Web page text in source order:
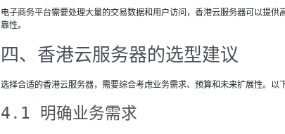
电子商务平台需要处理大量的交易数据和用户访问，香港云服务器可以提供
靠性。
四、香港云服务器的选型建议
选择合适的香港云服务器，需要综合考虑业务需求、预算和未来扩展性。以
4.1 明确业务需求